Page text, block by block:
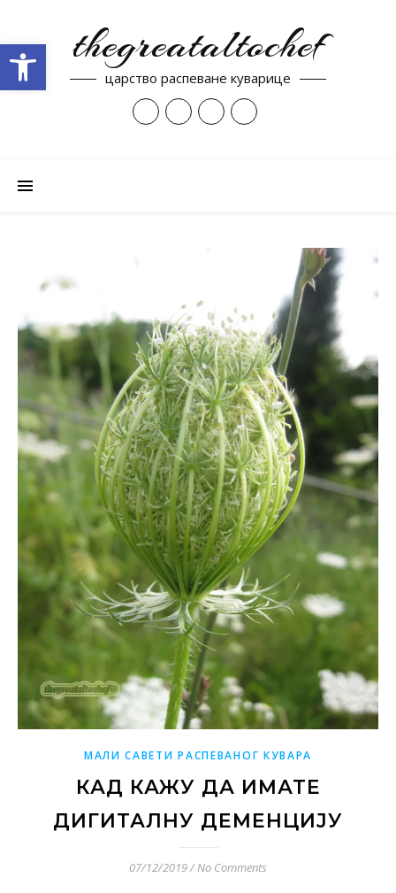
thegreataltochef
царство распеване куварице
МАЛИ САВЕТИ РАСПЕВАНОГ КУВАРА
КАД КАЖУ ДА ИМАТЕ
ДИГИТАЛНУ ДЕМЕНЦИЈУ
07/12/2019/No Comments
Open toolbar